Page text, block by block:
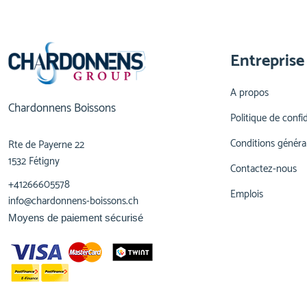
Chardonnens Boissons
Rte de Payerne 22
1532 Fétigny
+41266605578
info@chardonnens-boissons.ch
Entreprise
A propos
Politique de
Conditions
Contactez-nous
Emplois
Moyens de paiement sécurisé